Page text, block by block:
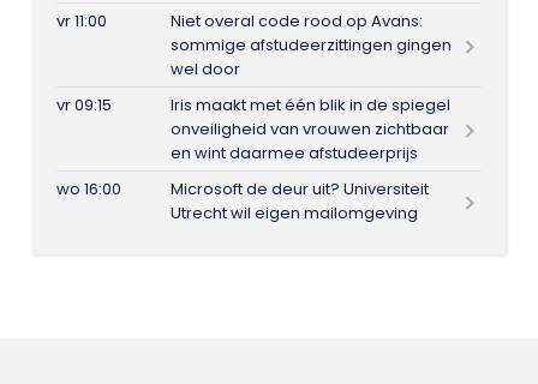
vr 11:00
Niet overal code rood op Avans:
sommige afstudeerzittingen gingen
wel door
vr 09:15
Iris maakt met één blik in de spiegel
onveiligheid van vrouwen zichtbaar
en wint daarmee afstudeerprijs
wo 16:00
Microsoft de deur uit? Universiteit
Utrecht wil eigen mailomgeving